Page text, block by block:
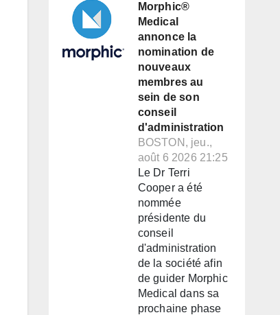
Morphic®
Medical
annonce la
nomination de
nouveaux
membres au
sein de son
conseil
d'administration
BOSTON, jeu.,
août 6 2026 21:25
Le Dr Terri
Cooper a été
nommée
présidente du
conseil
d'administration
de la société afin
de guider Morphic
Medical dans sa
prochaine phase